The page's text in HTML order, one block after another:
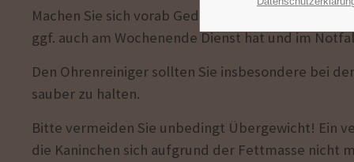
Machen Sie sich vorab Gedanken, wo Sie
ggf. auch am Wochenende Dienst hat und im
Den Ohrenreiniger sollten Sie insbesondere bei
sauber zu halten.
Bitte vermeiden Sie unbedingt Übergewicht! Ein
die Kaninchen sich aufgrund der Fettmasse nicht